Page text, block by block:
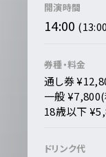
開演時間
14:00
券種・料金
通し券
一般
18歳以下
ドリンク代